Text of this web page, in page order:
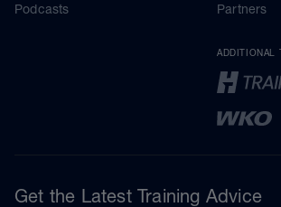
Podcasts
Partners
ADDITIONAL
Get the Latest Training Advice